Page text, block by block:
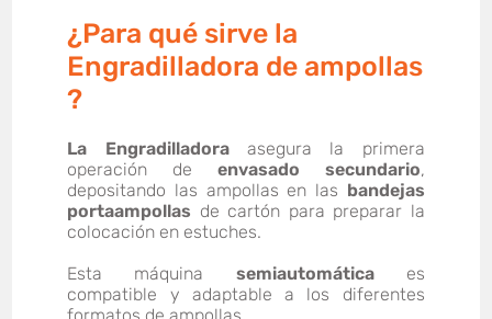
¿Para qué sirve la
Engradilladora de ampollas
?
La Engradilladoraasegura la primera
operación de envasado secundario,
depositando las ampollas en las bandejas
portaampollas de cartón para preparar la
colocación en estuches.
Esta máquina semiautomáticaes
compatible y adaptable a los diferentes